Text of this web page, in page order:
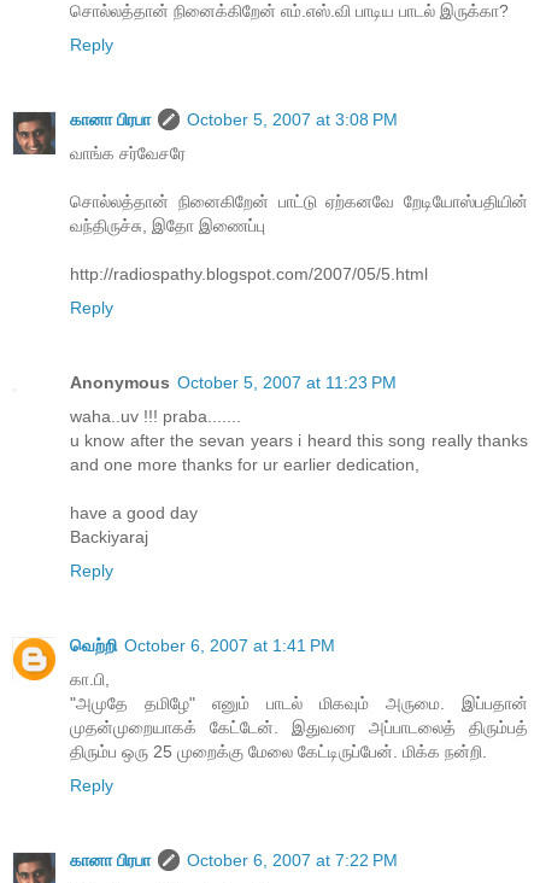
சொல்லத்தான் நினைக்கிறேன் எம்.எஸ்.வி பாடிய பாடல் இருக்கா?
Reply
கானா பிரபா
October 5, 2007 at 3:08 PM
வாங்க சர்வேசரே
சொல்லத்தான் நினைகிறேன் பாட்டு ஏற்கனவே றேடியோஸ்பதியின்
வந்திருச்சு, இதோ இணைப்பு
http://radiospathy.blogspot.com/2007/05/5.html
Reply
Anonymous October 5, 2007 at 11:23 PM
waha..uv !!! praba.......
u know after the sevan years i heard this song really thanks
and one more thanks for ur earlier dedication,
have a good day
Backiyaraj
Reply
வெற்றி October 6, 2007 at 1:41 PM
கா.பி,
"அமுதே தமிழே" எனும் பாடல் மிகவும் அருமை. இப்பதான்
முதன்முறையாகக் கேட்டேன். இதுவரை அப்பாடலைத் திரும்பத்
திரும்ப ஒரு 25 முறைக்கு மேலை கேட்டிருப்பேன். மிக்க நன்றி.
Reply
கானா பிரபா
October 6, 2007 at 7:22 PM